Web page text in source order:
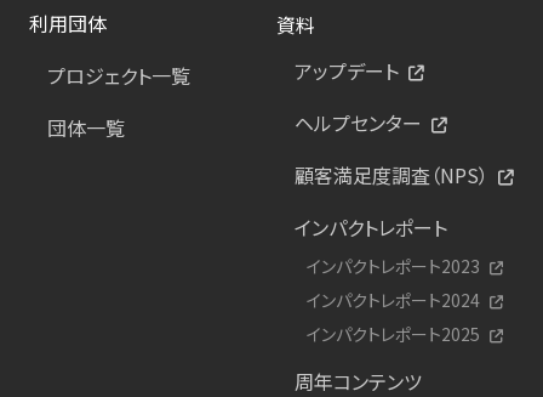
利用団体
プロジェクト一覧
団体一覧
資料
アップデート
ヘルプセンター
顧客満足度調査（NPS）
インパクトレポート
インパクトレポート2023
インパクトレポート2024
インパクトレポート2025
周年コンテンツ